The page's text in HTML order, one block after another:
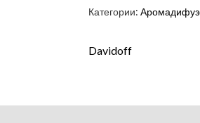
Категории:
Davidoff